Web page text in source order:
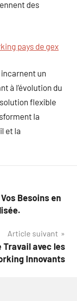
des
pays de gex
un
à l’évolution du
flexible
la
et la
Besoins en
Article suivant
avec les
Innovants